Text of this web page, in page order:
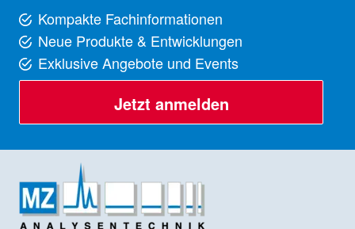
Kompakte Fachinformationen
Neue Produkte & Entwicklungen
Exklusive Angebote und Events
Jetzt anmelden